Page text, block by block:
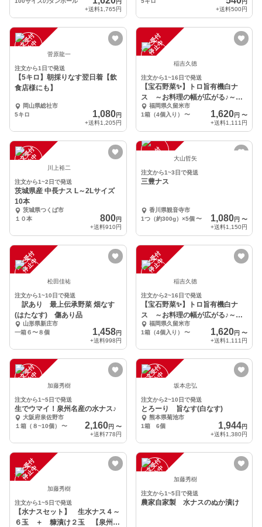
円
+送料1,765円
円
+送料500円
注
文
受
付
停
止
中 菅原龍一
注文から1日で発送
【5キロ】朝採りなす翌日着【飲
食店様にも】
岡山県総社市
5キロ
1,080円
+送料1,205円
注
文
受
付
停
止
中
稲吉久徳
注文から1~16日で発送
【宝石野菜✨】トロ旨有機白ナ
ス ～お料理の幅が広がる♪～※
農カード付
福岡県久留米市
1箱（4個入り）
〜 1,620円 〜
+送料1,111円
注
文
受
付
停
止
中 川上裕二
注文から1~2日で発送
茨城県産 中長ナス L～2Lサイズ
10本
茨城県つくば市
１０本
800円
+送料910円
注
文
受
付
停
止 大山哲矢
注文から1~3日で発送
三豊ナス
香川県観音寺市
1つ（約300g）×5個 〜 1,080円 〜
+送料1,150円
注
文
受
付
停
止
中
松田佳祐
注文から1~10日で発送
訳あり 最上伝承野菜 畑なす
(はたなす) 傷あり品
山形県新庄市
一箱６〜８個
1,458円
+送料998円
注
文
受
付
停
止
中
稲吉久徳
注文から2~16日で発送
【宝石野菜✨】トロ旨有機白ナ
ス ～お料理の幅が広がる♪～※
農カード付
福岡県久留米市
1箱（4個入り）
〜 1,620円 〜
+送料1,111円
注
文
受
付
停
止
中 加藤秀樹
注文から1~5日で発送
生でウマイ！泉州名産の水ナス♪
大阪府泉佐野市
１箱（８~10個）
〜 2,160円 〜
+送料778円
注
文
受
付
停
止
中 坂本忠弘
注文から2~10日で発送
とろーり 旨なす(白なす)
熊本県菊池市
1箱 6個
1,944円
+送料1,380円
注
文
受
付
停
止
中
加藤秀樹
注文から1~5日で発送
【水ナスセット】 生水ナス４～
６玉 ＋ 糠漬け２玉 【泉州名
注
文
受
付
停
止
中 加藤秀樹
注文から1~5日で発送
農家自家製 水ナスのぬか漬け